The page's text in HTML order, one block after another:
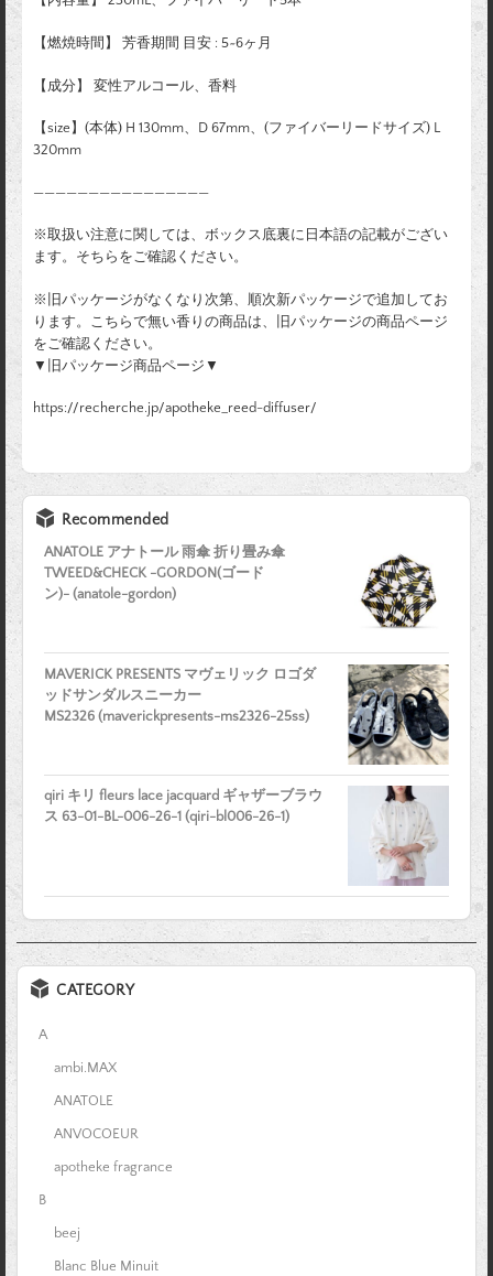
【燃焼時間】 芳香期間 目安 : 5~6ヶ月
【成分】 変性アルコール、香料
【size】(本体) H 130mm、D 67mm、(ファイバーリードサイズ) L
320mm
————————————————
※取扱い注意に関しては、ボックス底裏に日本語の記載がござい
ます。そちらをご確認ください。
※旧パッケージがなくなり次第、順次新パッケージで追加してお
ります。こちらで無い香りの商品は、旧パッケージの商品ページ
をご確認ください。
▼旧パッケージ商品ページ▼
https://recherche.jp/apotheke_reed-diffuser/
Recommended
ANATOLE アナトール 雨傘 折り畳み傘
TWEED&CHECK -GORDON(ゴード
ン)- (anatole-gordon)
MAVERICK PRESENTS マヴェリック ロゴダ
ッドサンダルスニーカー
MS2326 (maverickpresents-ms2326-25ss)
qiri キリ fleurs lace jacquard ギャザーブラウ
ス 63-01-BL-006-26-1 (qiri-bl006-26-1)
CATEGORY
A
ambi.MAX
ANATOLE
ANVOCOEUR
apotheke fragrance
B
beej
Blanc Blue Minuit